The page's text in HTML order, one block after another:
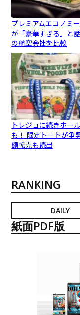
プレミアムエコノミ
が「豪華すぎる」と
の航空会社を比較
トレジョに続きホー
も！ 限定トートが争
額転売も続出
RANKING
DAILY
紙面PDF版